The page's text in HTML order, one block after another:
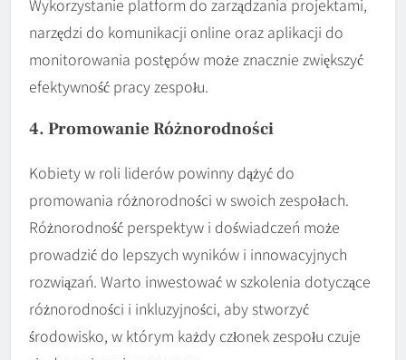
narzędzi do komunikacji online oraz aplikacji do
monitorowania postępów może znacznie zwiększyć
efektywność pracy zespołu.
4. Promowanie Różnorodności
Kobiety w roli liderów powinny dążyć do
promowania różnorodności w swoich zespołach.
Różnorodność perspektyw i doświadczeń może
prowadzić do lepszych wyników i innowacyjnych
rozwiązań. Warto inwestować w szkolenia dotyczące
różnorodności i inkluzyjności, aby stworzyć
środowisko, w którym każdy członek zespołu czuje